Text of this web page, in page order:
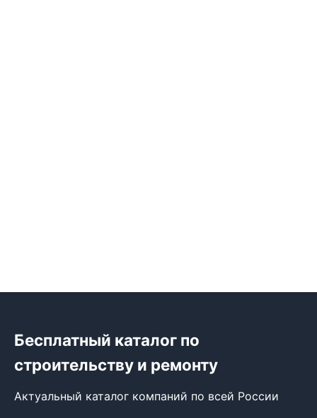
Бесплатный каталог по
строительству и ремонту
Актуальный каталог компаний по всей России